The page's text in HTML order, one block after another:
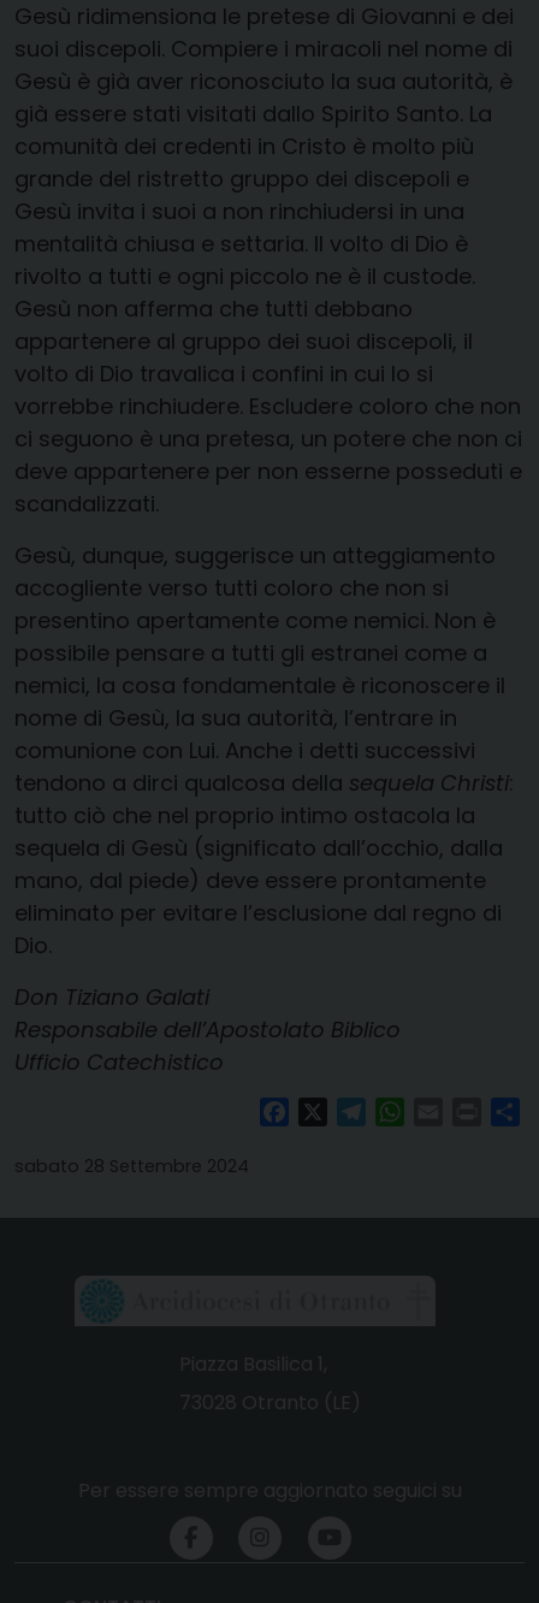
Gesù ridimensiona le pretese di Giovanni e dei
suoi discepoli. Compiere i miracoli nel nome di
Gesù è già aver riconosciuto la sua autorità, è
già essere stati visitati dallo Spirito Santo. La
comunità dei credenti in Cristo è molto più
grande del ristretto gruppo dei discepoli e
Gesù invita i suoi a non rinchiudersi in una
mentalità chiusa e settaria. Il volto di Dio è
rivolto a tutti e ogni piccolo ne è il custode.
Gesù non afferma che tutti debbano
appartenere al gruppo dei suoi discepoli, il
volto di Dio travalica i confini in cui lo si
vorrebbe rinchiudere. Escludere coloro che non
ci seguono è una pretesa, un potere che non ci
deve appartenere per non esserne posseduti e
scandalizzati.
Gesù, dunque, suggerisce un atteggiamento
accogliente verso tutti coloro che non si
presentino apertamente come nemici. Non è
possibile pensare a tutti gli estranei come a
nemici, la cosa fondamentale è riconoscere il
nome di Gesù, la sua autorità, l’entrare in
comunione con Lui. Anche i detti successivi
tendono a dirci qualcosa della sequela Christi:
tutto ciò che nel proprio intimo ostacola la
sequela di Gesù (significato dall’occhio, dalla
mano, dal piede) deve essere prontamente
eliminato per evitare l’esclusione dal regno di
Dio.
Don Tiziano Galati
Responsabile dell’Apostolato Biblico
Ufficio Catechistico
FacebookTelegramWhatsAppPrint
sabato 28 Settembre 2024